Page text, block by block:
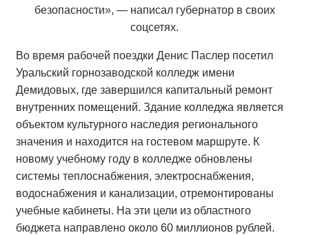
безопасности», — написал губернатор в своих
соцсетях.
Во время рабочей поездки Денис Паслер посетил
Уральский горнозаводской колледж имени
Демидовых, где завершился капитальный ремонт
внутренних помещений. Здание колледжа является
объектом культурного наследия регионального
значения и находится на гостевом маршруте. К
новому учебному году в колледже обновлены
системы теплоснабжения, электроснабжения,
водоснабжения и канализации, отремонтированы
учебные кабинеты. На эти цели из областного
бюджета направлено около 60 миллионов рублей.